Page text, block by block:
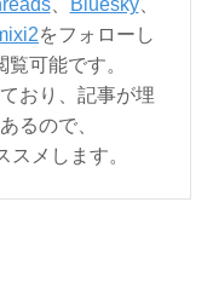
をフォローし
可能です。
おり、記事が埋
るので、
メします。